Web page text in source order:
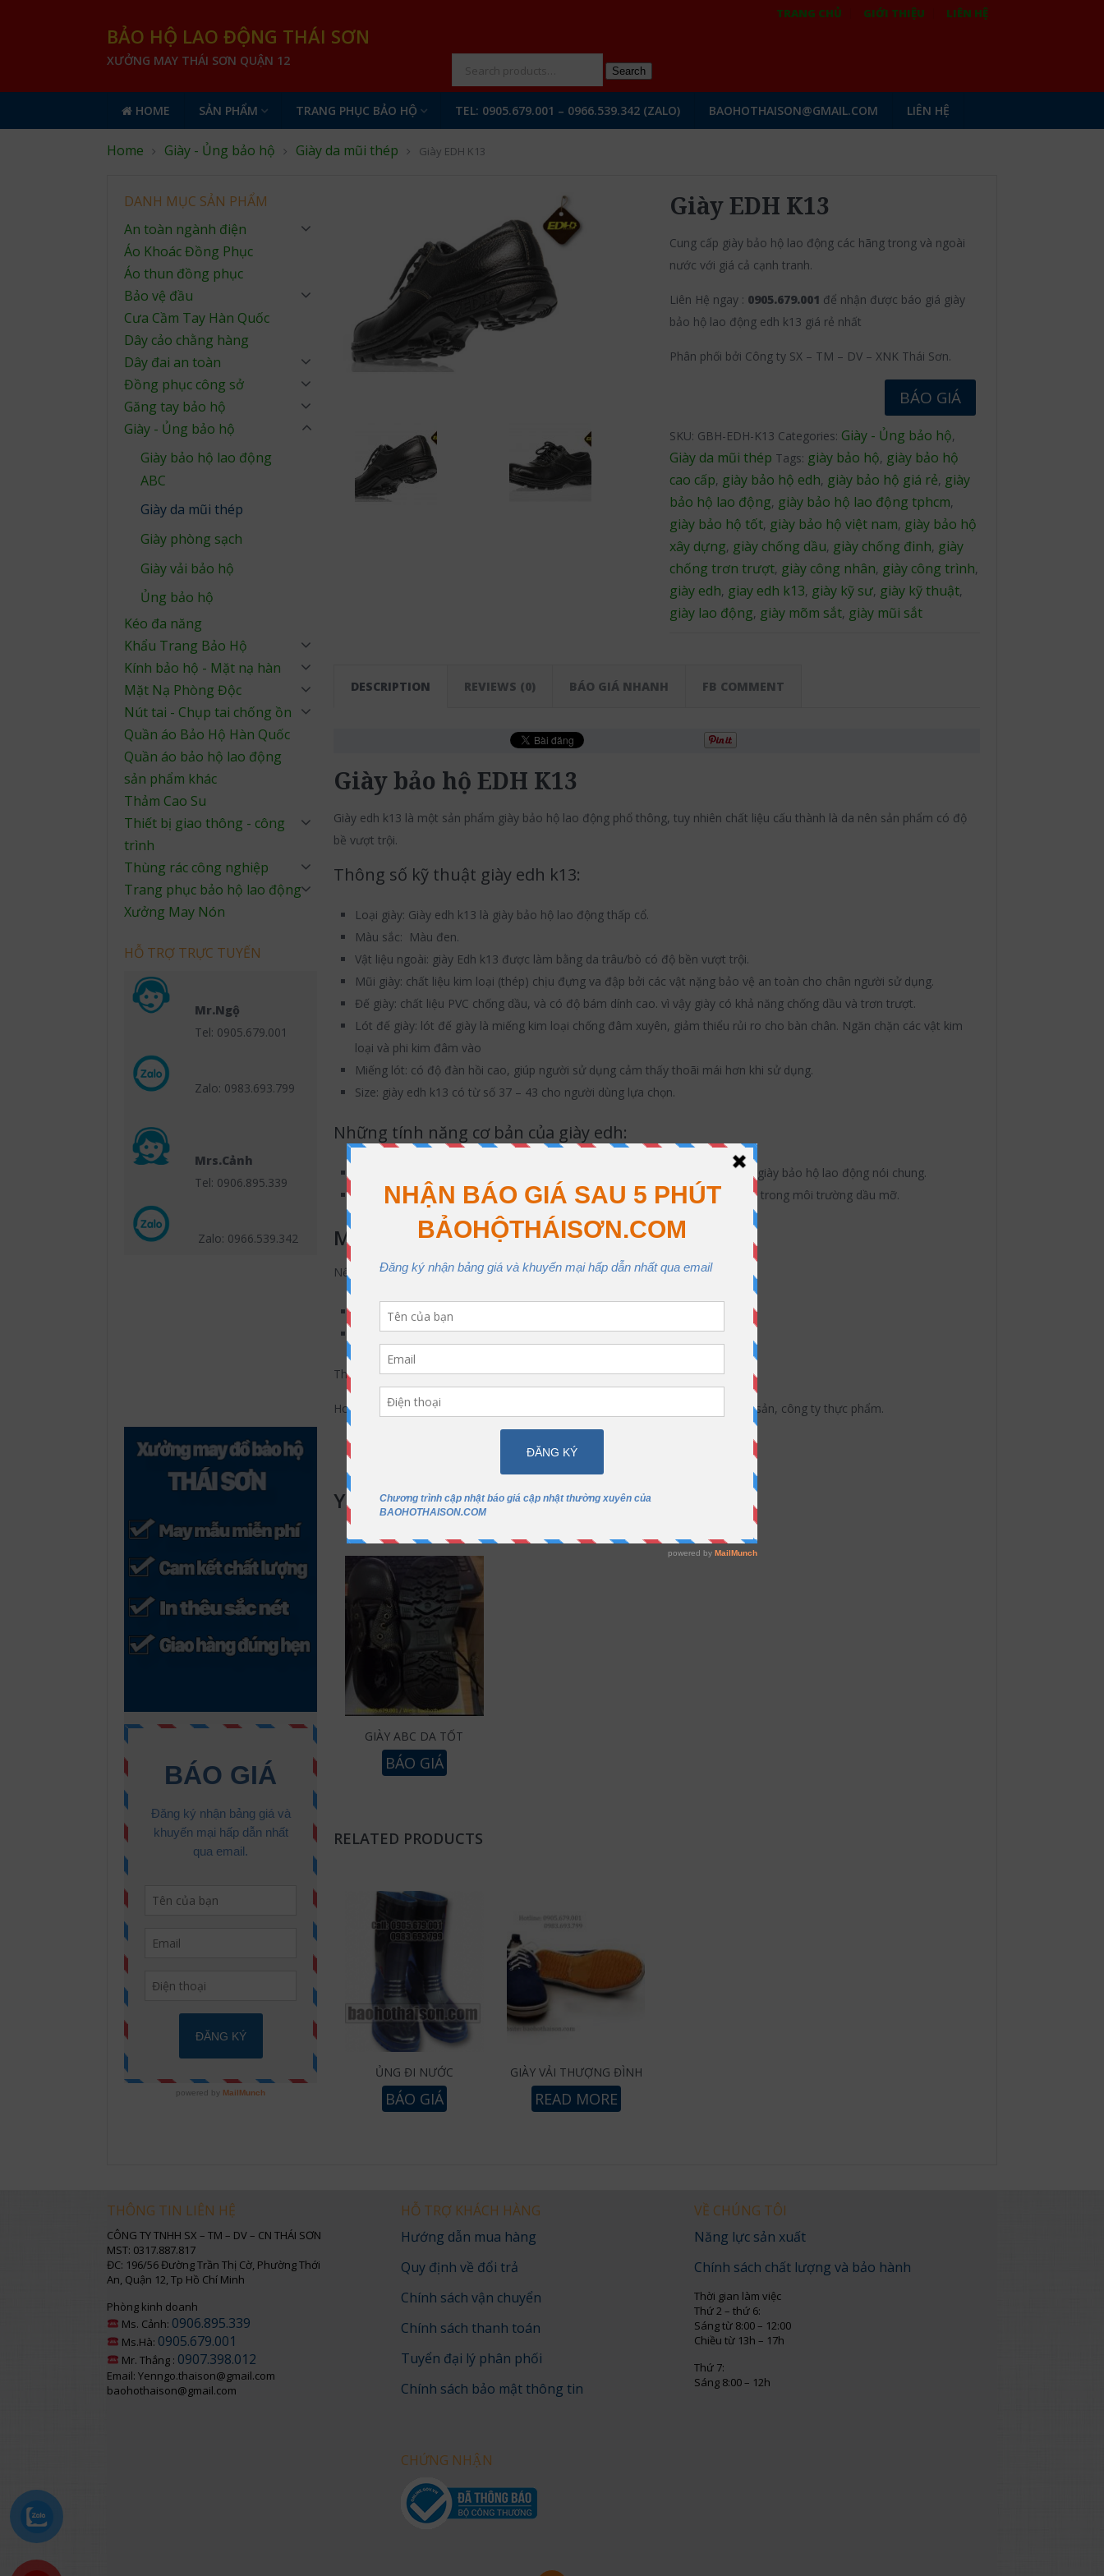
TRANG CHỦ GIỚI THIỆU LIÊN HỆ
BẢO HỘ LAO ĐỘNG THÁI SƠN
XƯỞNG MAY THÁI SƠN QUẬN 12
Search
HOME SẢN PHẨM TRANG PHỤC BẢO HỘ TEL: 0905.679.001 – 0966.539.342 (ZALO) BAOHOTHAISON@GMAIL.COM LIÊN HỆ
Home Giày - Ủng bảo hộ Giày da mũi thép Giày EDH K13
Giày EDH K13
Cung cấp giày bảo hộ lao động các hãng trong và ngoài
nước với giá cả cạnh tranh.
Liên Hệ ngay : 0905.679.001 để nhận được báo giá giày
bảo hộ lao động edh k13 giá rẻ nhất
Phân phối bởi Công ty SX – TM – DV – XNK Thái Sơn.
BÁO GIÁ
SKU: GBH-EDH-K13 Categories: Giày - Ủng bảo hộ,
Giày da mũi thép Tags: giày bảo hộ, giày bảo hộ
cao cấp, giày bảo hộ edh, giày bảo hộ giá rẻ, giày
bảo hộ lao động, giày bảo hộ lao động tphcm,
giày bảo hộ tốt, giày bảo hộ việt nam, giày bảo hộ
xây dựng, giày chống dầu, giày chống đinh, giày
chống trơn trượt, giày công nhân, giày công trình,
giày edh, giay edh k13, giày kỹ sư, giày kỹ thuật,
giày lao động, giày mõm sắt, giày mũi sắt
DESCRIPTION REVIEWS (0) BÁO GIÁ NHANH FB COMMENT
Giày bảo hộ EDH K13
Giày edh k13 là một sản phẩm giày bảo hộ lao động phổ thông, tuy nhiên chất liệu cấu thành là da nên sản phẩm có độ
bề vượt trội.
Thông số kỹ thuật giày edh k13:
Loại giày: Giày edh k13 là giày bảo hộ lao động thấp cổ.
Màu sắc: Màu đen.
Vật liệu ngoài: giày Edh k13 được làm bằng da trâu/bò có độ bền vượt trội.
Mũi giày: chất liệu kim loại (thép) chịu đựng va đập bởi các vật nặng bảo vệ an toàn cho chân người sử dụng.
Đế giày: chất liệu PVC chống dầu, và có độ bám dính cao. vì vậy giày có khả năng chống dầu và trơn trượt.
Lót đế giày: lót đế giày là miếng kim loại chống đâm xuyên, giảm thiểu rủi ro cho bàn chân. Ngăn chặn các vật kim
loại và phi kim đâm vào
Miếng lót: có độ đàn hồi cao, giúp người sử dụng cảm thấy thoãi mái hơn khi sử dụng.
Size: giày edh k13 có từ số 37 – 43 cho người dùng lựa chọn.
Những tính năng cơ bản của giày edh:
chống đinh, chống va đập đây là tính năng cơ bản của giày edh nói riêng và giày bảo hộ lao động nói chung.
Chống dầu, trơn trượt: giày EDH K13 giúp bảo vệ người dùng khỏi trơn trượt trong môi trường dầu mỡ.
Môi trường sử dụng giày EDH K13
Nếu làm việc trong môi trường có khả năng va chạm với các vật nặng như:
công trường xây dựng.
nhà máy sản xuất công nghiệp
Thì nên lựa chọn giày edh k13 của chúng tôi.
Hoặc nơi có môi trường dầu mỡ trơn trượt như: các ngành cơ khí, công ty thủy sản, công ty thực phẩm.
You may also like…
GIÀY ABC DA TỐT
BÁO GIÁ
RELATED PRODUCTS
ỦNG ĐI NƯỚC
BÁO GIÁ
GIÀY VẢI THƯỢNG ĐÌNH
READ MORE
DANH MỤC SẢN PHẨM
An toàn ngành điện
Áo Khoác Đồng Phục
Áo thun đồng phục
Bảo vệ đầu
Cưa Cầm Tay Hàn Quốc
Dây cảo chằng hàng
Dây đai an toàn
Đồng phục công sở
Găng tay bảo hộ
Giày - Ủng bảo hộ
Giày bảo hộ lao động
ABC
Giày da mũi thép
Giày phòng sạch
Giày vải bảo hộ
Ủng bảo hộ
Kéo đa năng
Khẩu Trang Bảo Hộ
Kính bảo hộ - Mặt nạ hàn
Mặt Nạ Phòng Độc
Nút tai - Chụp tai chống ồn
Quần áo Bảo Hộ Hàn Quốc
Quần áo bảo hộ lao động
sản phẩm khác
Thảm Cao Su
Thiết bị giao thông - công
trình
Thùng rác công nghiệp
Trang phục bảo hộ lao động
Xưởng May Nón
HỖ TRỢ TRỰC TUYẾN
Mr.Ngộ
Tel: 0905.679.001
Zalo: 0983.693.799
Mrs.Cảnh
Tel: 0906.895.339
Zalo: 0966.539.342
THÔNG TIN LIÊN HỆ
CÔNG TY TNHH SX – TM – DV – CN THÁI SƠN
MST: 0317.887.817
ĐC: 196/56 Đường Trần Thị Cờ, Phường Thới
An, Quận 12, Tp Hồ Chí Minh
Phòng kinh doanh
Ms. Cảnh: 0906.895.339
Ms.Hà: 0905.679.001
Mr. Thắng : 0907.398.012
Email: Yenngo.thaison@gmail.com
baohothaison@gmail.com
HỖ TRỢ KHÁCH HÀNG
Hướng dẫn mua hàng
Quy định về đổi trả
Chính sách vận chuyển
Chính sách thanh toán
Tuyển đại lý phân phối
Chính sách bảo mật thông tin
CHỨNG NHẬN
VỀ CHÚNG TÔI
Năng lực sản xuất
Chính sách chất lượng và bảo hành
Thời gian làm việc
Thứ 2 – thứ 6:
Sáng từ 8:00 – 12:00
Chiều từ 13h – 17h
Thứ 7:
Sáng 8:00 – 12h